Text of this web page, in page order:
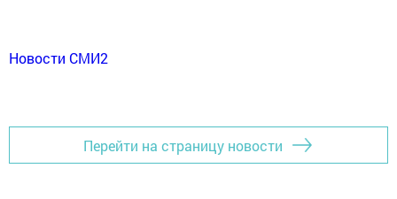
Новости СМИ2
Перейти на страницу новости